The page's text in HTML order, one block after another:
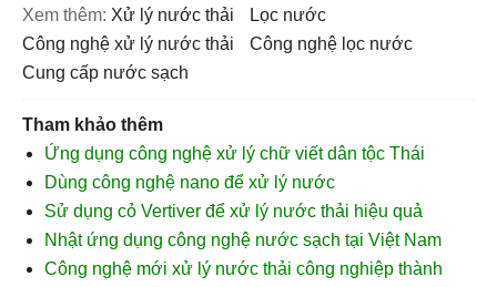
Xem thêm: xử lý nước thải
lọc nước
công nghệ xử lý nước thải
công nghệ lọc nước
cung cấp nước sạch
Tham khảo thêm
Ứng dụng công nghệ xử lý chữ viết dân tộc Thái
Dùng công nghệ nano để xử lý nước
Sử dụng cỏ Vertiver để xử lý nước thải hiệu quả
Nhật ứng dụng công nghệ nước sạch tại Việt Nam
Công nghệ mới xử lý nước thải công nghiệp thành